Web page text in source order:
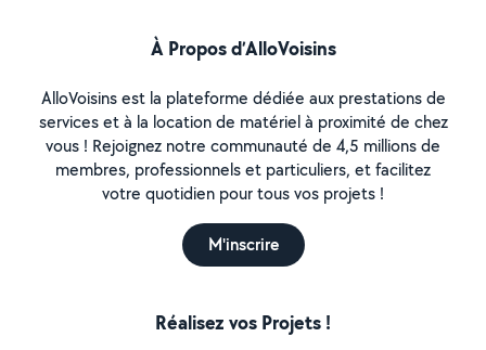
À Propos d’AlloVoisins
AlloVoisins est la plateforme dédiée aux prestations de
services et à la location de matériel à proximité de chez
vous ! Rejoignez notre communauté de 4,5 millions de
membres, professionnels et particuliers, et facilitez
votre quotidien pour tous vos projets !
M'inscrire
Réalisez vos Projets !